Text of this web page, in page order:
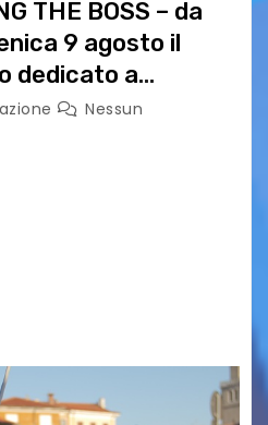
THE BOSS – da
9 agosto il
dedicato a
Nessun